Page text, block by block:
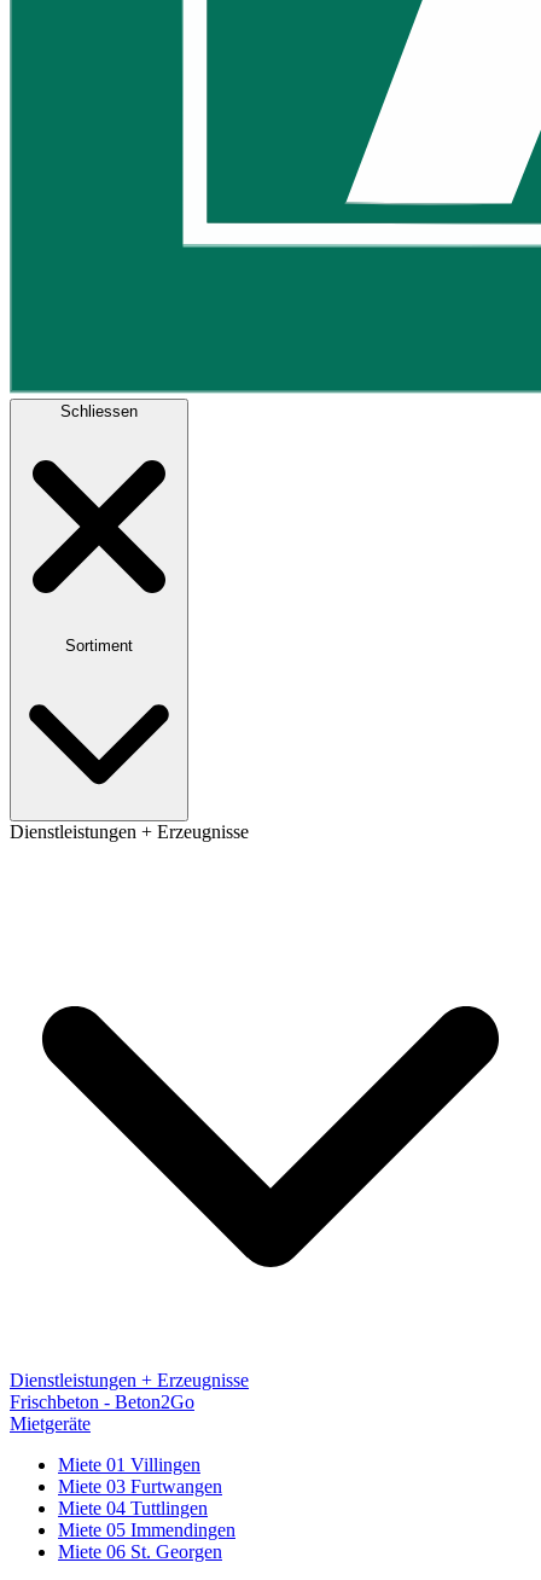
Schliessen
Sortiment
Dienstleistungen + Erzeugnisse
Dienstleistungen + Erzeugnisse
Frischbeton - Beton2Go
Mietgeräte
Miete 01 Villingen
Miete 03 Furtwangen
Miete 04 Tuttlingen
Miete 05 Immendingen
Miete 06 St. Georgen